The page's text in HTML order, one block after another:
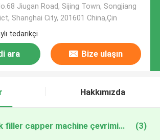
Jiugan Road, Sijing Town, Songjiang
Shanghai City, 201601 China,Çin
tedarikçi
ara Bize ulaşın
Hakkımızda
monoblock filler capper machine çevrimiçi üretim (3)